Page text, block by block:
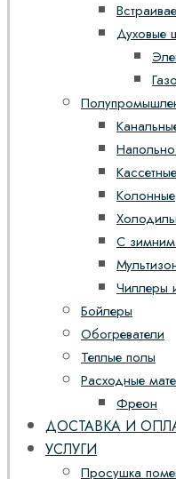
Духовые
Кассетные
Колонные
С зимним
Чиллеры
Бойлеры
Обогреватели
Теплые полы
Расходные
Фреон
ДОСТАВКА И
УСЛУГИ
Просушка